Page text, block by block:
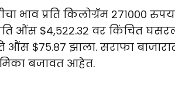
भाव प्रति किलोग्रॅम २७१०००
औंस $४,५२२.३२ वर किंचित
औंस $७५.८७ झाला. सराफा
बजावत आहेत.